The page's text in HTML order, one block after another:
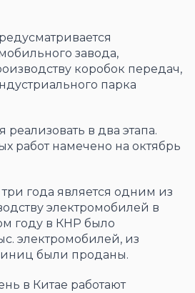
завода,
коробок передач,
парка
реализовать в два этапа.
работ намечено на октябрь
года является одним из
электромобилей в
году в КНР было
электромобилей, из
были проданы.
в Китае работают